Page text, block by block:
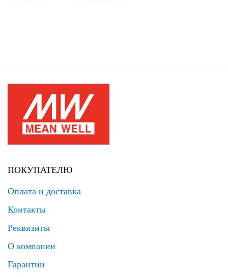
ПОКУПАТЕЛЮ
Оплата и доставка
Контакты
Реквизиты
О компании
Гарантии